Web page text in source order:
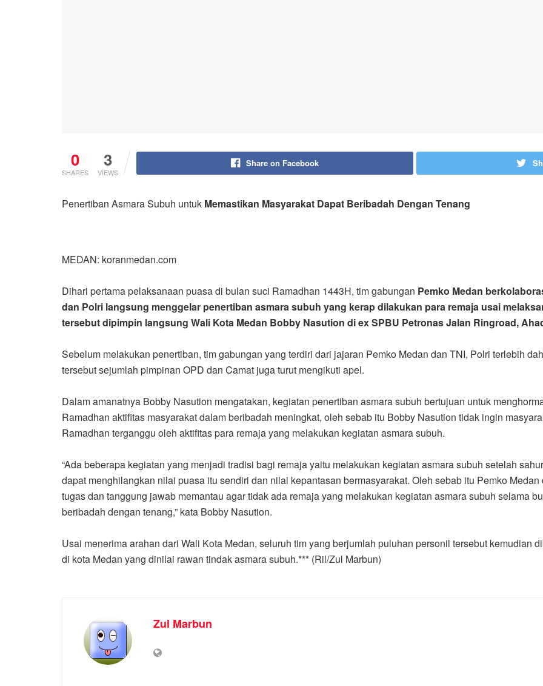
0
SHARES
3
VIEWS
Share on Facebook
Penertiban Asmara Subuh untuk Memastikan Masyarakat Dapat Beribadah Dengan Tenang
MEDAN: koranmedan.com
Dihari pertama pelaksanaan puasa di bulan suci Ramadhan 1443H, tim gabungan Pemko Medan
dan Polri langsung menggelar penertiban asmara subuh yang kerap dilakukan para remaja usai
tersebut dipimpin langsung Wali Kota Medan Bobby Nasution di ex SPBU Petronas Jalan Ringroad,
Sebelum melakukan penertiban, tim gabungan yang terdiri dari jajaran Pemko Medan dan TNI, Polri terlebih
tersebut sejumlah pimpinan OPD dan Camat juga turut mengikuti apel.
Dalam amanatnya Bobby Nasution mengatakan, kegiatan penertiban asmara subuh bertujuan untuk
Ramadhan aktifitas masyarakat dalam beribadah meningkat, oleh sebab itu Bobby Nasution tidak ingin
Ramadhan terganggu oleh aktifitas para remaja yang melakukan kegiatan asmara subuh.
“Ada beberapa kegiatan yang menjadi tradisi bagi remaja yaitu melakukan kegiatan asmara subuh setelah
dapat menghilangkan nilai puasa itu sendiri dan nilai kepantasan bermasyarakat. Oleh sebab itu Pemko
tugas dan tanggung jawab memantau agar tidak ada remaja yang melakukan kegiatan asmara subuh selama
beribadah dengan tenang,” kata Bobby Nasution.
Usai menerima arahan dari Wali Kota Medan, seluruh tim yang berjumlah puluhan personil tersebut kemudian
di kota Medan yang dinilai rawan tindak asmara subuh.*** (Ril/Zul Marbun)
Zul Marbun